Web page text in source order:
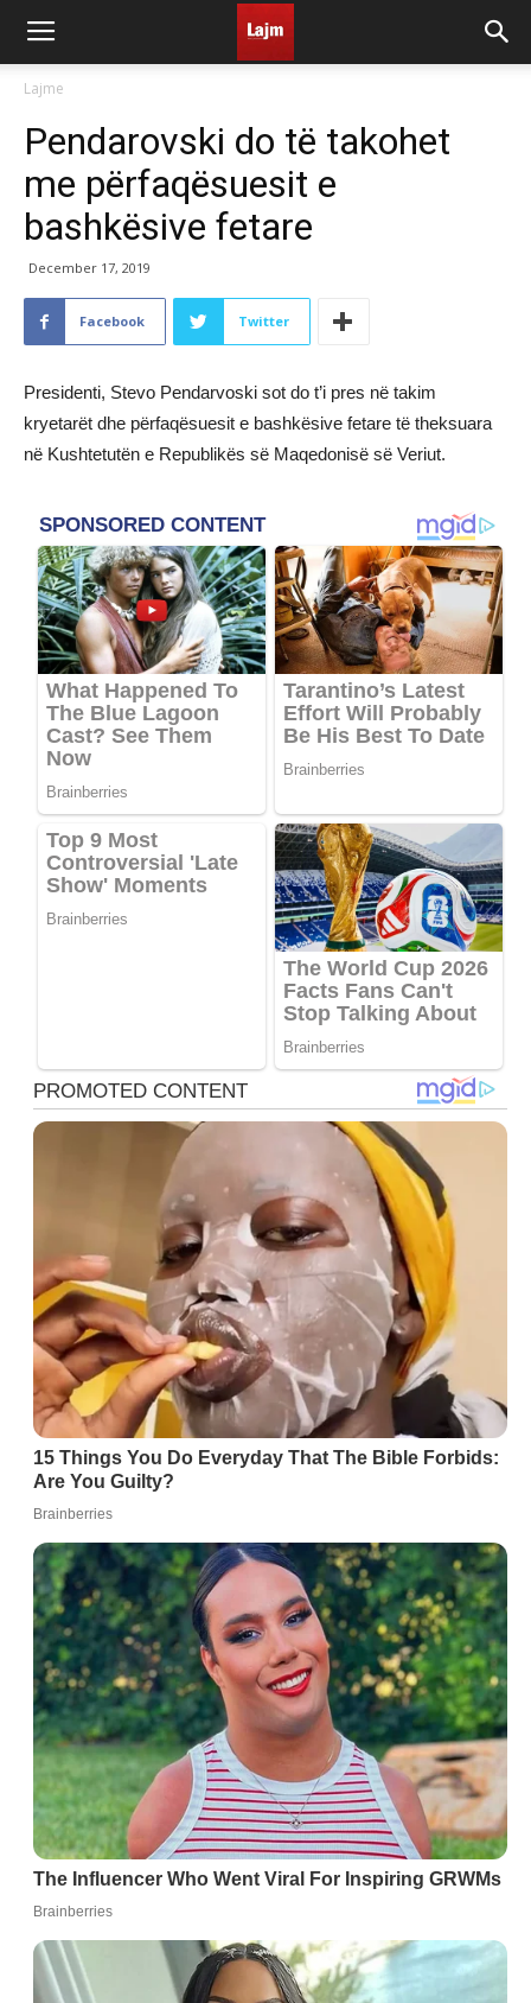
Lajme
Pendarovski do të takohet
me përfaqësuesit e
bashkësive fetare
December 17, 2019
Facebook Twitter
Presidenti, Stevo Pendarvoski sot do t’i pres në takim
kryetarët dhe përfaqësuesit e bashkësive fetare të theksuara
në Kushtetutën e Republikës së Maqedonisë së Veriut.